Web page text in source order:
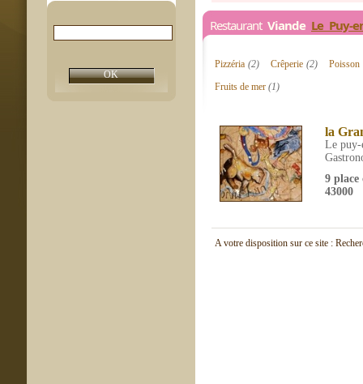
Restaurant Viande Le Puy-
Pizzéria (2) Crêperie (2)
Fruits de mer (1)
la
Le puy-
9 place
43000
A votre disposition sur ce site :